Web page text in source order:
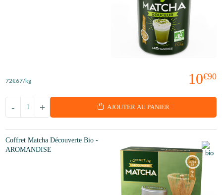
10€90
72€67/kg
+
- AJOUTER AU PANIER
Coffret Matcha Découverte Bio -
AROMANDISE